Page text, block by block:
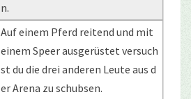
n.
Auf einem Pferd reitend und mit
einem Speer ausgerüstet versuch
st du die drei anderen Leute aus d
er Arena zu schubsen.